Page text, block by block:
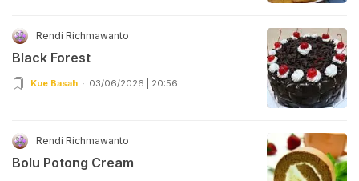
Rendi Richmawanto
Black Forest
Kue Basah 03/06/2026 | 20:56
Rendi Richmawanto
Bolu Potong Cream